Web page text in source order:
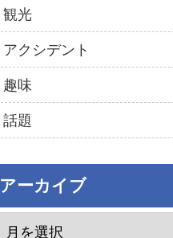
観光
アクシデント
趣味
話題
アーカイブ